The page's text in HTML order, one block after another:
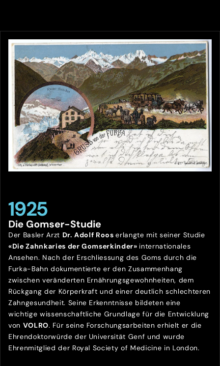
1925
Die Gomser-Studie
Der Basler Arzt Dr. Adolf Rooserlangte mit seiner Studie
«Die Zahnkaries der Gomserkinder» internationales
Ansehen. Nach der Erschliessung des Goms durch die
Furka-Bahn dokumentierte er den Zusammenhang
zwischen veränderten Ernährungsgewohnheiten, dem
Rückgang der Körperkraft und einer deutlich schlechteren
Zahngesundheit. Seine Erkenntnisse bildeten eine
wichtige wissenschaftliche Grundlage für die Entwicklung
von VOLRO. Für seine Forschungsarbeiten erhielt er die
Ehrendoktorwürde der Universität Genf und wurde
Ehrenmitglied der Royal Society of Medicine in London.